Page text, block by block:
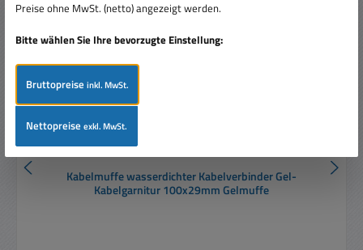
Kabelmuffe wasserdichter Kabelverbinder Gel-
Kabelgarnitur 100x29mm Gelmuffe
Preise ohne MwSt. (netto) angezeigt werden.
Bitte wählen Sie Ihre bevorzugte Einstellung:
Bruttopreiseinkl. MwSt.
Nettopreiseexkl. MwSt.